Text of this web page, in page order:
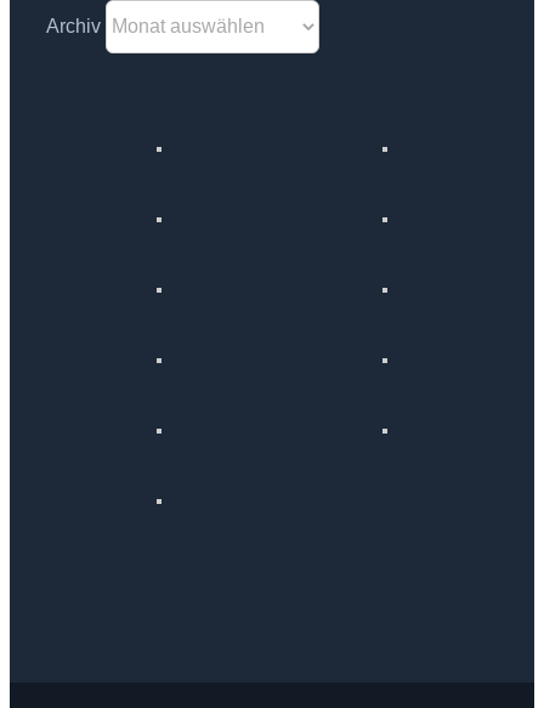
Archiv